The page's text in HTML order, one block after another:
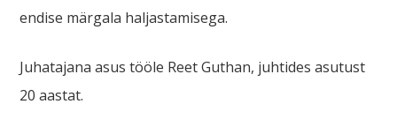
endise märgala haljastamisega.
Juhatajana asus tööle Reet Guthan, juhtides asutust
20 aastat.